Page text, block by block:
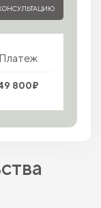
Платеж
800₽